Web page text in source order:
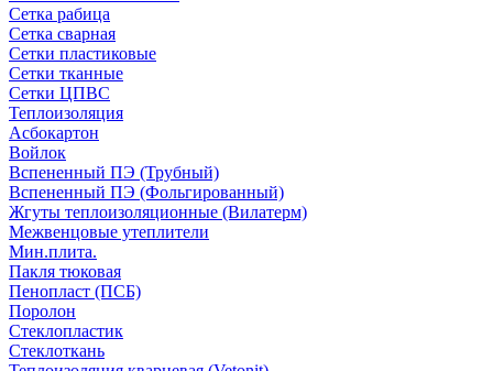
Сетка рабица
Сетка сварная
Сетки пластиковые
Сетки тканные
Сетки ЦПВС
Теплоизоляция
Асбокартон
Войлок
Вспененный ПЭ (Трубный)
Вспененный ПЭ (Фольгированный)
Жгуты теплоизоляционные (Вилатерм)
Межвенцовые утеплители
Мин.плита.
Пакля тюковая
Пенопласт (ПСБ)
Поролон
Стеклопластик
Стеклоткань